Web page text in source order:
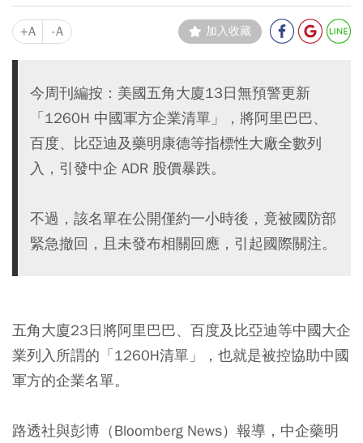
+A -A 加入收藏
今周刊編按：美國五角大廈13日無預警更新
「1260H 中國軍方企業清單」，將阿里巴巴、
百度、比亞迪及藥明康德等指標性大廠全數列
入，引發中企 ADR 股價暴跌。
不過，該名單在公開僅約一小時後，竟被國防部
緊急撤回，且未發布相關回應，引起國際關注。
五角大廈23日將阿里巴巴、百度及比亞迪等中國大企
業列入所謂的「1260H清單」，也就是被控協助中國
軍方的企業名單。
路透社與彭博（Bloomberg News）報導，中企藥明